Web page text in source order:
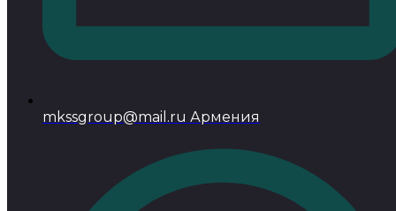
mkssgroup@mail.ru Армения